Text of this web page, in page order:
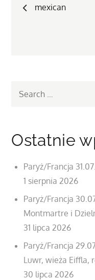
mexican
Ostatnie
Paryż/Francja
1 sierpnia 2026
Paryż/Francja
Montmartre i
31 lipca 2026
Paryż/Francja
Luwr, wieża Eiffla,
30 lipca 2026